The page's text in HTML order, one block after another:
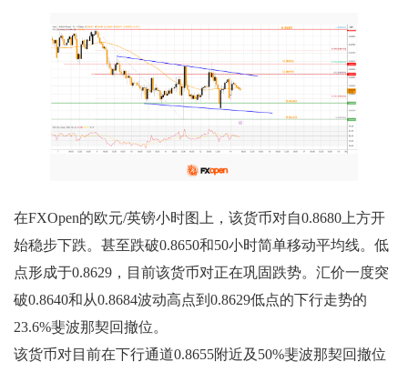
在FXOpen的欧元/英镑小时图上，该货币对自0.8680上方开
始稳步下跌。甚至跌破0.8650和50小时简单移动平均线。低
点形成于0.8629，目前该货币对正在巩固跌势。汇价一度突
破0.8640和从0.8684波动高点到0.8629低点的下行走势的
23.6%斐波那契回撤位。
该货币对目前在下行通道0.8655附近及50%斐波那契回撤位